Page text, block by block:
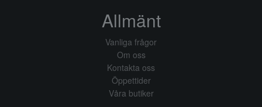
Allmänt
Vanliga frågor
Om oss
Kontakta oss
Öppettider
Våra butiker